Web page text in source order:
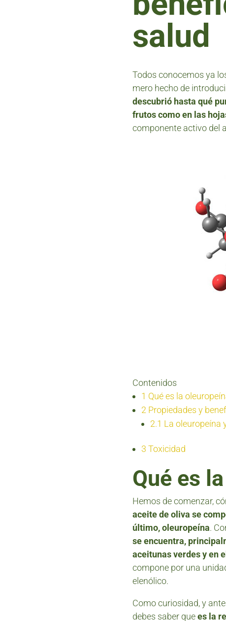
salud
Todos conocemos ya
mero hecho de
descubrió hasta qué
frutos como en las
componente activo del
Contenidos
1 Qué es la
2 Propiedades y
2.1 La oleuropeína
3 Toxicidad
Qué es
Hemos de comenzar,
aceite de oliva se
último, oleuropeína.
se encuentra,
aceitunas verdes y en
compone por una
elenólico.
Como curiosidad, y
debes saber quees la